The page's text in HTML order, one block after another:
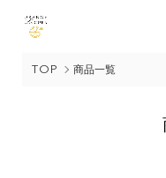
TOP 商品一覧